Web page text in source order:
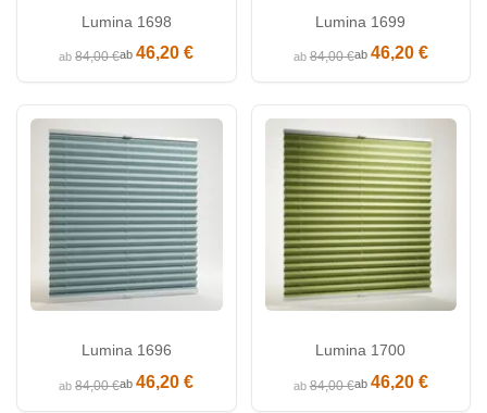
Lumina 1698
ab84,00 €ab46,20 €
Lumina 1699
ab84,00 €ab 46,20 €
Lumina 1696
ab84,00 €ab46,20 €
Lumina 1700
ab84,00 €ab 46,20 €